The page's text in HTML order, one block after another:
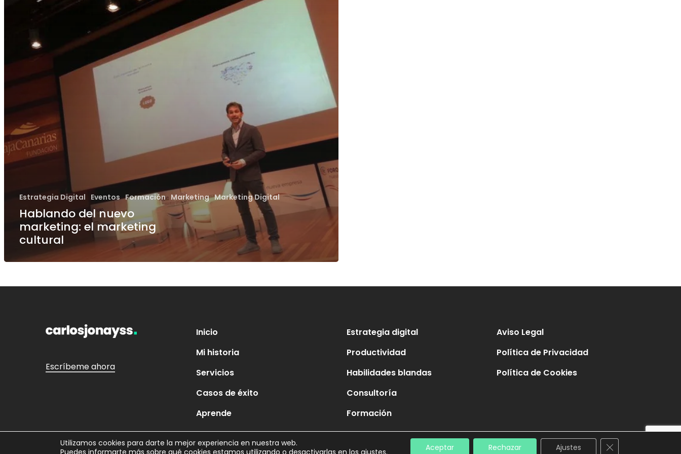
marketing
Estrategia Digital Eventos Formación Marketing Marketing Digital
Hablando del nuevo
marketing: el marketing
cultural
Escríbeme ahora
Inicio
Mi historia
Servicios
Casos de éxito
Aprende
Estrategia digital
Productividad
Habilidades blandas
Consultoría
Formación
Aviso Legal
Política de Privacidad
Política de Cookies
Utilizamos cookies para darte la mejor experiencia en nuestra web.
Puedes informarte más sobre qué cookies estamos utilizando o desactivarlas en losajustes. Aceptar Rechazar Ajustes Cerrar el banner de